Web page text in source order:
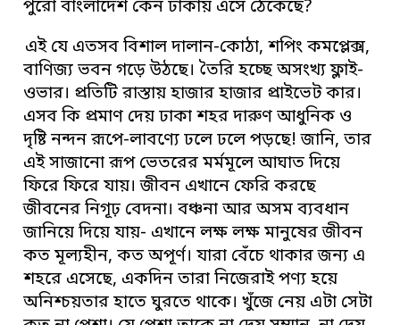
পুরো বাংলাদেশ কেন ঢাকায় এসে ঠেকেছে?
এই যে এতসব বিশাল দালান-কোঠা, শপিং কমপ্লেক্স,
বাণিজ্য ভবন গড়ে উঠছে। তৈরি হচ্ছে অসংখ্য ফ্লাই-
ওভার। প্রতিটি রাস্তায় হাজার হাজার প্রাইভেট কার।
এসব কি প্রমাণ দেয় ঢাকা শহর দারুণ আধুনিক ও
দৃষ্টি নন্দন রূপে-লাবণ্যে ঢলে ঢলে পড়ছে! জানি, তার
এই সাজানো রূপ ভেতরের মর্মমূলে আঘাত দিয়ে
ফিরে ফিরে যায়। জীবন এখানে ফেরি করছে
জীবনের নিগূঢ় বেদনা। বঞ্চনা আর অসম ব্যবধান
জানিয়ে দিয়ে যায়- এখানে লক্ষ লক্ষ মানুষের জীবন
কত মূল্যহীন, কত অপূর্ণ। যারা বেঁচে থাকার জন্য এ
শহরে এসেছে, একদিন তারা নিজেরাই পণ্য হয়ে
অনিশ্চয়তার হাতে ঘুরতে থাকে। খুঁজে নেয় এটা সেটা